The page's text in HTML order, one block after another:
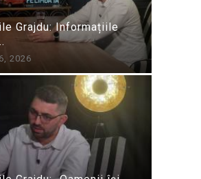
Grajdu: Informațiile
2026